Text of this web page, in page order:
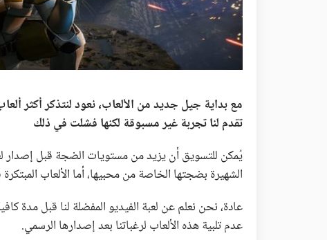
مع بداية جيل جديد من الألعاب، نعود لنتذكر أكثر
تقدم لنا تجربة غير مسبوقة لكنها فشلت في ذلك
يُمكن للتسويق أن يزيد من مستويات الضجة قبل إصدار
الشهيرة بضجتها الخاصة من محبيها، أما الألعاب
عادة، نحن نعلم عن لعبة الفيديو المفضلة لنا قبل مدة
عدم تلبية هذه الألعاب لرغباتنا بعد إصدارها الرسمي.